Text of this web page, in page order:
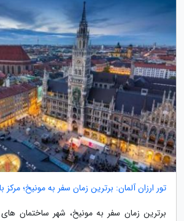
تور ارزان آلمان: برترین زمان سفر به مونیخ؛ مرکز
برترین زمان سفر به مونیخ، شهر ساختمان